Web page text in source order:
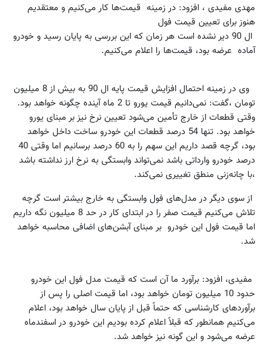
مهدی مفیدی ، افزود: در زمینه قیمت‌ها کار می‌کنیم و معتقدیم
هنوز برای تعیین قیمت فول
ال 90 دیر نشده است هر زمان که این بررسی به پایان رسید و خودرو
آماده عرضه بود، قیمت‌ها را اعلام می‌کنیم.
وی در زمینه احتمال افزایش قیمت پایه ال 90 به بیش از 8 میلیون
تومان ،گفت: نمی‌دانیم قیمت یورو تا 2 ماه آینده چگونه خواهد بود.
وقتی قطعات از خارج تأمین می‌شود تعیین نرخ نیز بر مبنای یورو
خواهد بود. تنها 54 درصد قطعات این خودرو ساخت داخل خواهد
بود، گرچه قصد داریم این سهم را به 60 درصد برسانیم اما وقتی 40
درصد خودرو وارداتی باشد نمی‌تواند وابستگی به نرخ ارز نداشته باشد
،با چانه‌زنی منطق تغییری نمی‌کند.
از سوی دیگر در مدل‌های فول وابستگی به خارج بیشتر است گرچه
تلاش می‌کنیم قیمت صفر را در ابتدای کار در حد 8 میلیون نگه داریم
اما قیمت فول این خودرو بر مبنای آبشن‌های اضافی محاسبه خواهد
شد.
مفیدی، افزود: برآورد ما آن است که قیمت مدل فول این خودرو
حدود 10 میلیون تومان خواهد بود، اما قیمت اصلی را پس از
برآورد‌های کارشناسی که حتماً قبل از پایان سال خواهد بود، اعلام
می‌کنیم همانطور که قبلاً اعلام کرده بودیم این خودرو در اسفندماه
عرضه می‌شود و این گونه نیز خواهد شد.